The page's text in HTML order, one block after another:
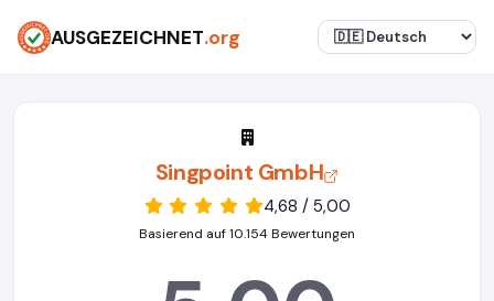
AUSGEZEICHNET.org
Singpoint GmbH
4,68 / 5,00
Basierend auf 10.154 Bewertungen